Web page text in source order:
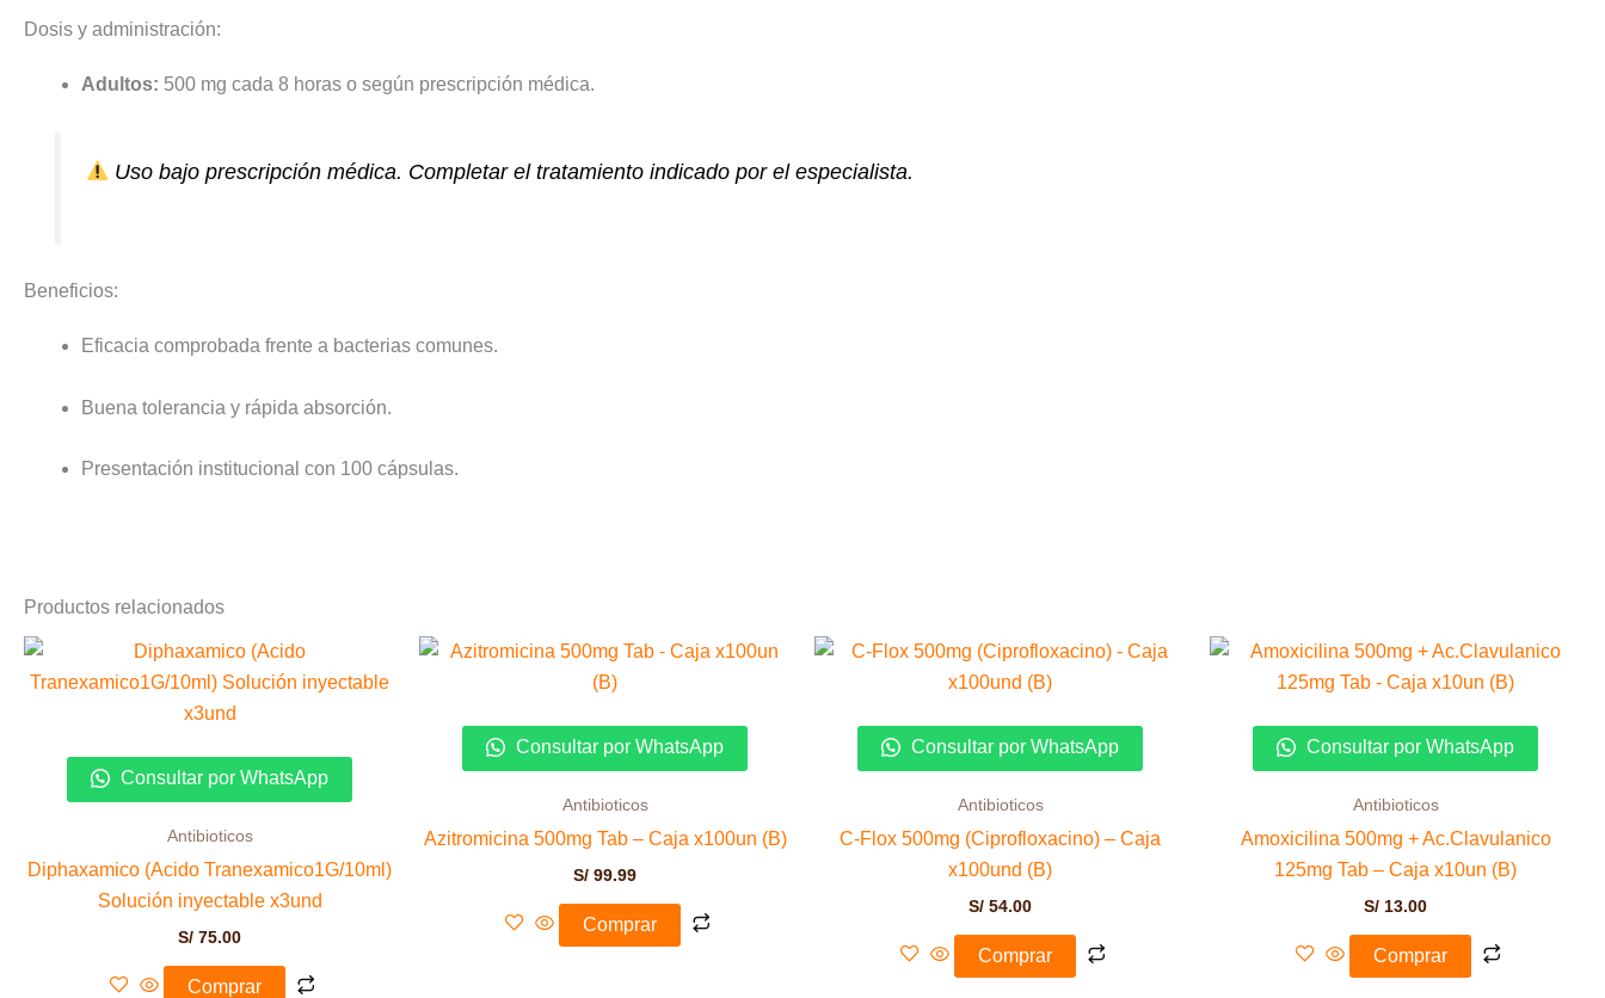
Dosis y administración:
Adultos: 500 mg cada 8 horas o según prescripción médica.
Uso bajo prescripción médica. Completar el tratamiento indicado por el especialista.
Beneficios:
Eficacia comprobada frente a bacterias comunes.
Buena tolerancia y rápida absorción.
Presentación institucional con 100 cápsulas.
Productos relacionados
Consultar por WhatsApp
Antibioticos
Diphaxamico (Acido Tranexamico1G/10ml)
Solución inyectable x3und
S/ 75.00
Comprar
Consultar por WhatsApp
Antibioticos
Azitromicina 500mg Tab – Caja x100un (B)
S/ 99.99
Comprar
Consultar por WhatsApp
Antibioticos
C-Flox 500mg (Ciprofloxacino) – Caja
x100und (B)
S/ 54.00
Comprar
Consultar por WhatsApp
Antibioticos
Amoxicilina 500mg + Ac.Clavulanico
125mg Tab – Caja x10un (B)
S/ 13.00
Comprar